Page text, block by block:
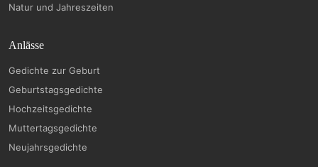
Natur und Jahreszeiten
Anlässe
Gedichte zur Geburt
Geburtstagsgedichte
Hochzeitsgedichte
Muttertagsgedichte
Neujahrsgedichte